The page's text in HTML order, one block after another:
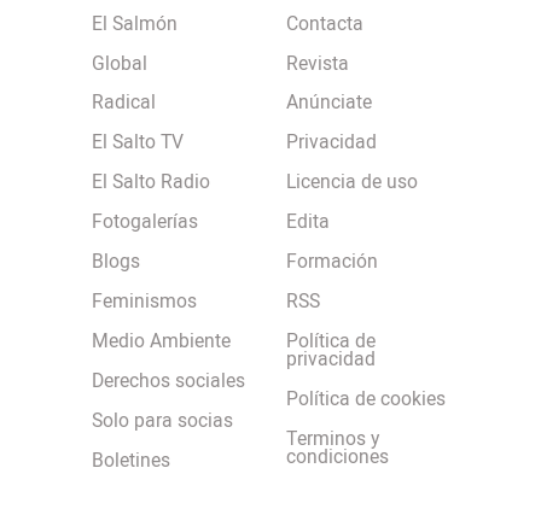
El Salmón
Global
Radical
El Salto TV
El Salto Radio
Fotogalerías
Blogs
Feminismos
Medio Ambiente
Derechos sociales
Solo para socias
Boletines
Contacta
Revista
Anúnciate
Privacidad
Licencia de uso
Edita
Formación
RSS
Política de
privacidad
Política de cookies
Terminos y
condiciones